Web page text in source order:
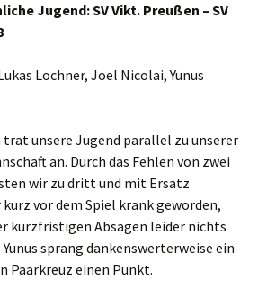
Jugend: SV Vikt. Preußen – SV
Lochner, Joel Nicolai, Yunus
unsere Jugend parallel zu unserer
an. Durch das Fehlen von zwei
wir zu dritt und mit Ersatz
vor dem Spiel krank geworden,
kurzfristigen Absagen leider nichts
sprang dankenswerterweise ein
Paarkreuz einen Punkt.